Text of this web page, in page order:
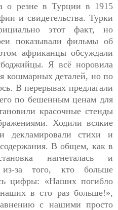
о резне в Турции в 1915
и свидетельства. Турки
этот факт, но
показывали фильмы об
африканцы обсуждали
Я всё норовила
кошмарных деталей, но по
В перерывах предлагали
по бешенным ценам для
красочные стенды
Ходили всякие
декламировали стихи и
В общем, как в
нагнеталась и
из-за того, кто больше
цифры: «Наших погибло
в сто раз больше!»,
с нашими просто